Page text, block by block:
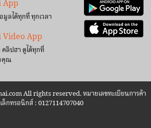
App
มูลได้ทุกที่ ทุกเวลา
App
ลิปฮา ดูได้ทุกที่
คุณ
All rights reserved. หมายเลขทะเบียนการค้า
ล็กทรอนิกส์ : 0127114707040